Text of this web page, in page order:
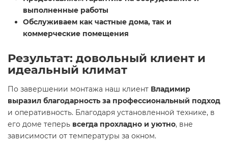
выполненные работы
Обслуживаем как частные дома, так и
коммерческие помещения
Результат: довольный клиент и
идеальный климат
По завершении монтажа наш клиент Владимир
выразил благодарность за профессиональный подход
и оперативность. Благодаря установленной технике, в
его доме теперь всегда прохладно и уютно, вне
зависимости от температуры за окном.